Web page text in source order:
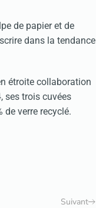
de papier et de
dans la tendance
étroite collaboration
ses trois cuvées
de verre recyclé.
Suivant